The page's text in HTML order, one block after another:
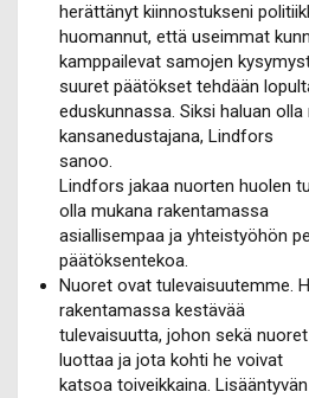
herättänyt kiinnostukseni
huomannut, että useimmat
kamppailevat samojen
suuret päätökset tehdään
eduskunnassa. Siksi haluan
kansanedustajana, Lindfors
sanoo.
Lindfors jakaa nuorten huolen
olla mukana rakentamassa
asiallisempaa ja yhteistyöhön
päätöksentekoa.
Nuoret ovat tulevaisuutemme.
rakentamassa kestävää
tulevaisuutta, johon sekä
luottaa ja jota kohti he voivat
katsoa toiveikkaina.